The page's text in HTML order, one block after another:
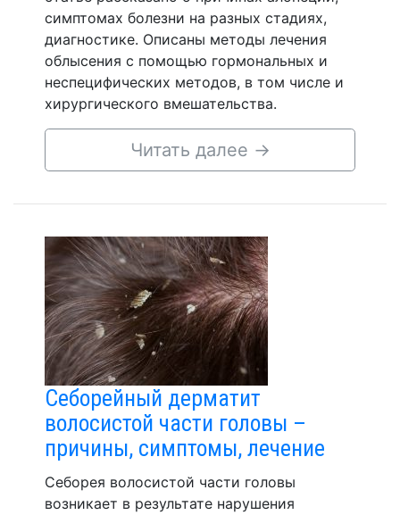
симптомах болезни на разных стадиях,
диагностике. Описаны методы лечения
облысения с помощью гормональных и
неспецифических методов, в том числе и
хирургического вмешательства.
Читать далее →
Себорейный дерматит
волосистой части головы –
причины, симптомы, лечение
Себорея волосистой части головы
возникает в результате нарушения